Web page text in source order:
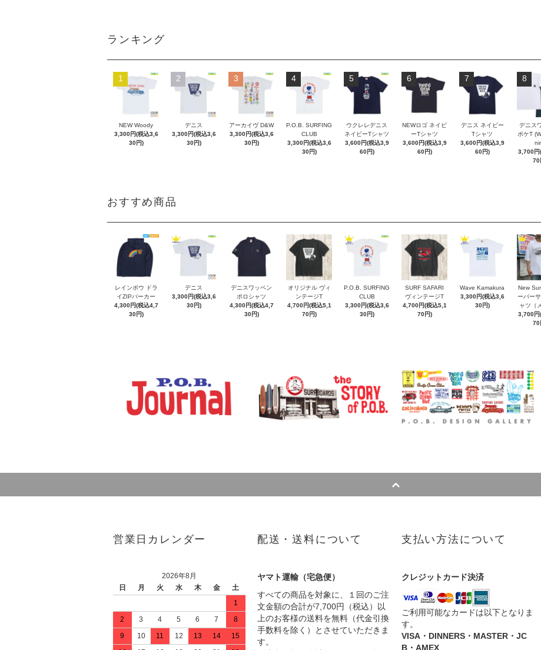
ランキング
1
NEW Woody
3,300円(税込3,6
30円)
2
デニス
3,300円(税込3,6
30円)
3
アーカイヴ D&W
3,300円(税込3,6
30円)
4
P.O.B. SURFING
CLUB
3,300円(税込3,6
30円)
5
ウクレレデニス
ネイビーTシャツ
3,600円(税込3,9
60円)
6
NEWロゴ ネイビ
ーTシャツ
3,600円(税込3,9
60円)
7
デニス ネイビー
Tシャツ
3,600円(税込3,9
60円)
8
デニス
ポケT
3,700円
70
おすすめ商品
レインボウ ドラ
イZIPパーカー
4,300円(税込4,7
30円)
デニス
3,300円(税込3,6
30円)
デニスワッペン
ポロシャツ
4,300円(税込4,7
30円)
オリジナル ヴィ
ンテージT
4,700円(税込5,1
70円)
P.O.B. SURFING
CLUB
3,300円(税込3,6
30円)
SURF SAFARI
ヴィンテージT
4,700円(税込5,1
70円)
Wave Kamakura
3,300円(税込3,6
30円)
New
ーバー
ャツ（
3,700円
70
営業日カレンダー
2026年8月
日
月 火 水 木 金
土
1
2
3 4 5 6 7
8
9
10 11 12 13 14
15
配送・送料について
ヤマト運輸（宅急便）
すべての商品を対象に、１回のご注
文金額の合計が7,700円（税込）以
上のお客様の送料を無料（代金引換
手数料を除く）とさせていただきま
す。
支払い方法について
クレジットカード決済
ご利用可能なカードは以下となりま
す。
VISA・DINNERS・MASTER・JC
B・AMEX